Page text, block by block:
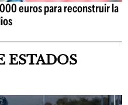
euros para reconstruir la
ESTADOS